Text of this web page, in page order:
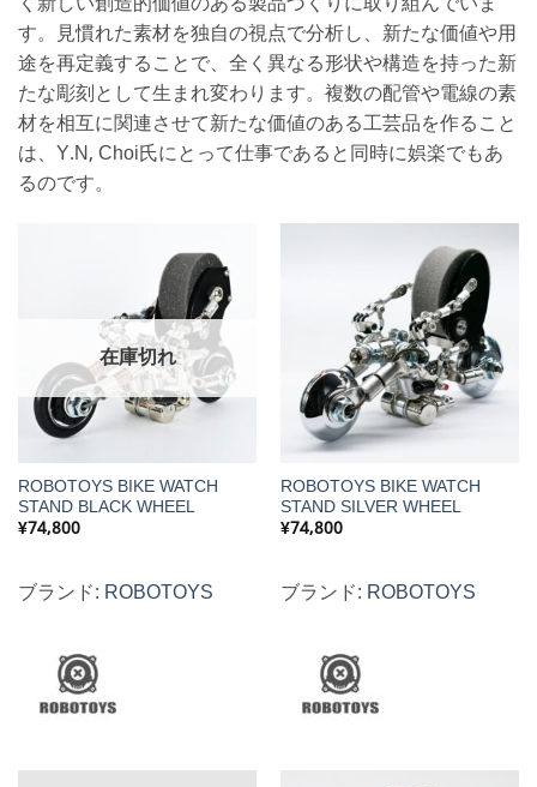
す。見慣れた素材を独自の視点で分析し、新たな価値や用
途を再定義することで、全く異なる形状や構造を持った新
たな彫刻として生まれ変わります。複数の配管や電線の素
材を相互に関連させて新たな価値のある工芸品を作ること
は、Y.N, Choi氏にとって仕事であると同時に娯楽でもあ
るのです。
在庫切れ
ROBOTOYS BIKE WATCH
STAND BLACK WHEEL
¥74,800
ブランド: ROBOTOYS
ROBOTOYS BIKE WATCH
STAND SILVER WHEEL
¥74,800
ブランド: ROBOTOYS